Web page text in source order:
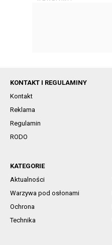
KONTAKT I REGULAMINY
Kontakt
Reklama
Regulamin
RODO
KATEGORIE
Aktualności
Warzywa pod osłonami
Ochrona
Technika